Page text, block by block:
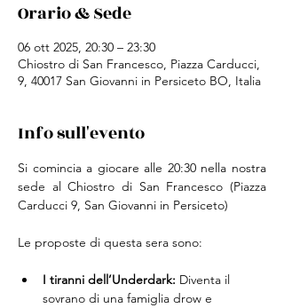
Orario & Sede
06 ott 2025, 20:30 – 23:30
Chiostro di San Francesco, Piazza Carducci,
9, 40017 San Giovanni in Persiceto BO, Italia
Info sull'evento
Si comincia a giocare alle 20:30 nella nostra
sede al Chiostro di San Francesco (Piazza
Carducci 9, San Giovanni in Persiceto)
Le proposte di questa sera sono:
I tiranni dell’Underdark: Diventa il
sovrano di una famiglia drow e